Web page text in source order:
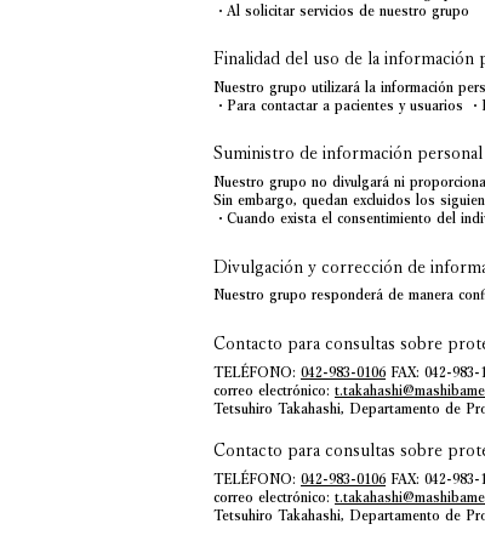
・Al solicitar servicios de nuestro grupo
Finalidad del uso de la información
Nuestro grupo utilizará la información
・Para contactar a pacientes y usuarios
Suministro de información personal
Nuestro grupo no divulgará ni
Sin embargo, quedan excluidos los
・Cuando exista el consentimiento del
Divulgación y corrección de
Nuestro grupo responderá de manera
Contacto para consultas sobre
TELÉFONO:042-983-0106 FAX: 042-983-
correo electrónico:
Tetsuhiro Takahashi, Departamento de
Contacto para consultas sobre
TELÉFONO:042-983-0106 FAX: 042-983-
correo electrónico:
Tetsuhiro Takahashi, Departamento de